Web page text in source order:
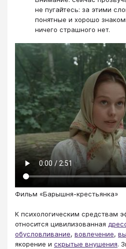
не пугайтесь: за этими
понятные и хорошо
ничего страшного нет.
Фильм «Барышня-крестьянка»
К психологическим средствам
относится цивилизованная
обусловливание, вовлечение,
якорение и скрытые внушения.